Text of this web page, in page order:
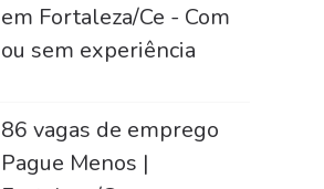
em Fortaleza/Ce - Com
ou sem experiência
86 vagas de emprego
Pague Menos |